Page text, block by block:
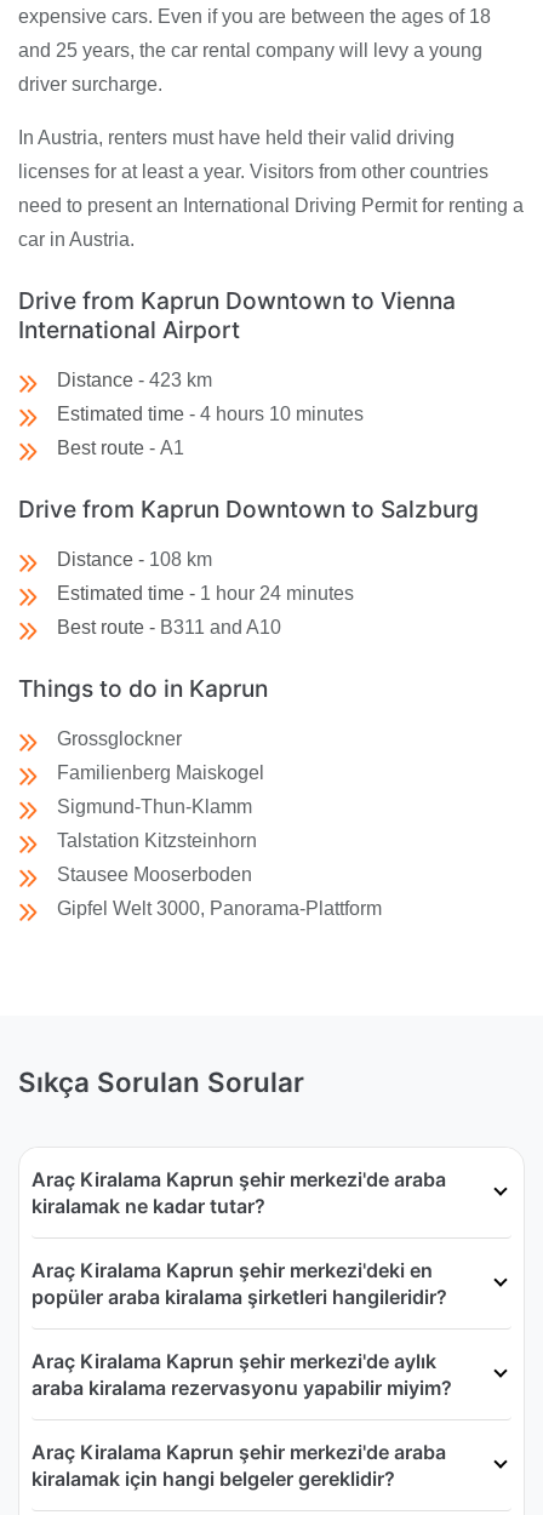
expensive cars. Even if you are between the ages of 18
and 25 years, the car rental company will levy a young
driver surcharge.
In Austria, renters must have held their valid driving
licenses for at least a year. Visitors from other countries
need to present an International Driving Permit for renting a
car in Austria.
Drive from Kaprun Downtown to Vienna
International Airport
Distance - 423 km
Estimated time - 4 hours 10 minutes
Best route - A1
Drive from Kaprun Downtown to Salzburg
Distance - 108 km
Estimated time - 1 hour 24 minutes
Best route - B311 and A10
Things to do in Kaprun
Grossglockner
Familienberg Maiskogel
Sigmund-Thun-Klamm
Talstation Kitzsteinhorn
Stausee Mooserboden
Gipfel Welt 3000, Panorama-Plattform
Sıkça Sorulan Sorular
Araç Kiralama Kaprun şehir merkezi'de araba
kiralamak ne kadar tutar?
Araç Kiralama Kaprun şehir merkezi'deki en
popüler araba kiralama şirketleri hangileridir?
Araç Kiralama Kaprun şehir merkezi'de aylık
araba kiralama rezervasyonu yapabilir miyim?
Araç Kiralama Kaprun şehir merkezi'de araba
kiralamak için hangi belgeler gereklidir?